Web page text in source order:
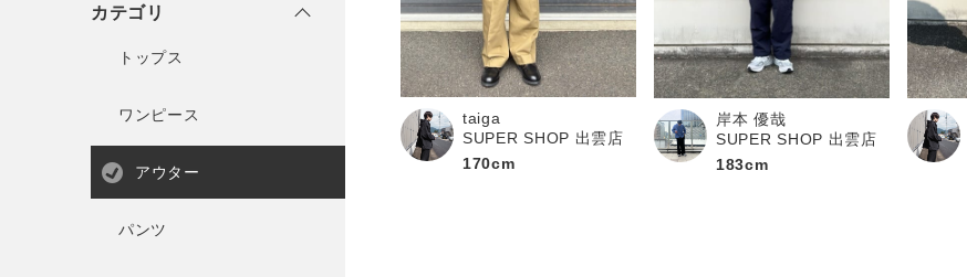
カテゴリ
トップス
ワンピース
アウター
パンツ
taiga
SUPER SHOP 出雲店
170cm
岸本 優哉
SUPER SHOP 出雲店
183cm